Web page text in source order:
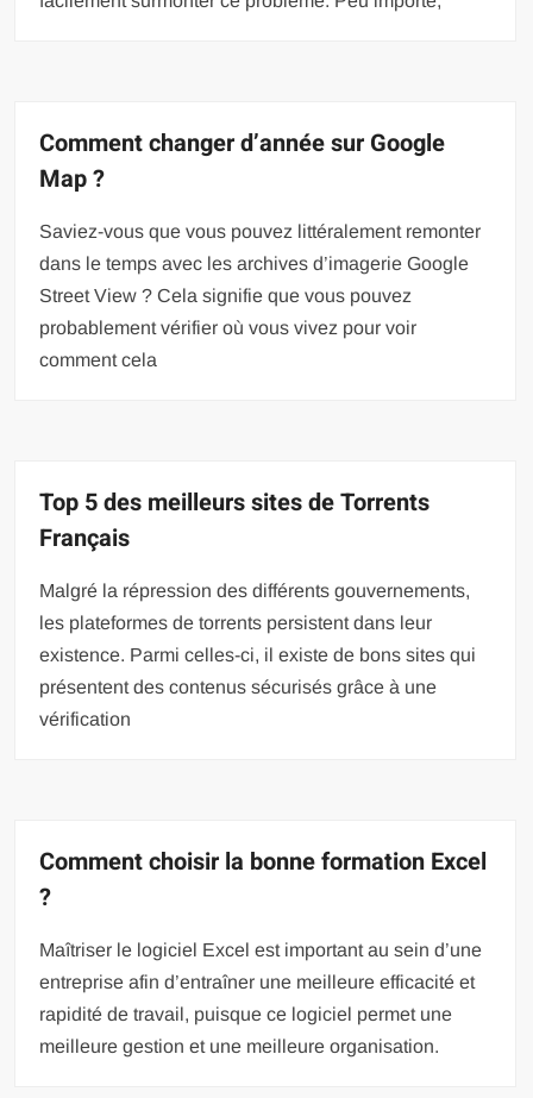
Comment changer d’année sur Google
Map ?
Saviez-vous que vous pouvez littéralement remonter
dans le temps avec les archives d’imagerie Google
Street View ? Cela signifie que vous pouvez
probablement vérifier où vous vivez pour voir
comment cela
Top 5 des meilleurs sites de Torrents
Français
Malgré la répression des différents gouvernements,
les plateformes de torrents persistent dans leur
existence. Parmi celles-ci, il existe de bons sites qui
présentent des contenus sécurisés grâce à une
vérification
Comment choisir la bonne formation Excel
?
Maîtriser le logiciel Excel est important au sein d’une
entreprise afin d’entraîner une meilleure efficacité et
rapidité de travail, puisque ce logiciel permet une
meilleure gestion et une meilleure organisation.